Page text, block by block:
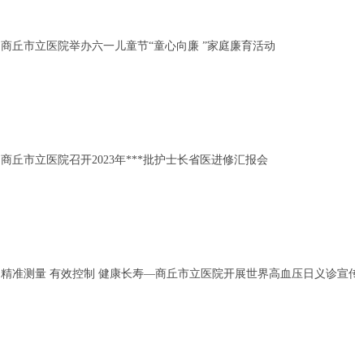
商丘市立医院举办六一儿童节“童心向廉 ”家庭廉育活动
商丘市立医院召开2023年***批护士长省医进修汇报会
精准测量 有效控制 健康长寿—商丘市立医院开展世界高血压日义诊宣